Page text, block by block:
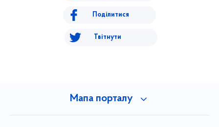
Поділитися
Твітнути
Мапа порталу